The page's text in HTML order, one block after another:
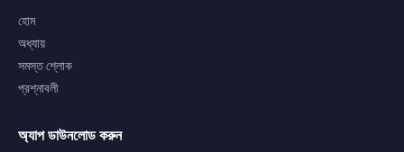
হোম
অধ্যায়
সমস্ত শ্লোক
প্রশ্নাবলী
অ্যাপ ডাউনলোড করুন